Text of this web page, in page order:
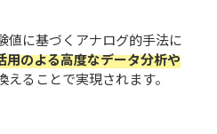
値に基づくアナログ的手法に
用のよる高度なデータ分析や
えることで実現されます。